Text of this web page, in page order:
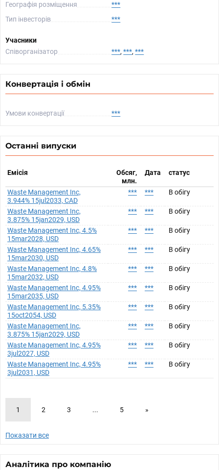
Географія розміщення
***
Тип інвесторів
***
Учасники
Співорганізатор
***, ***, ***
Конвертація і обмін
Умови конвертації ***
Останні випуски
Емісія
Обсяг,
млн.
Дата статус
Waste Management Inc,
3.944% 15jul2033, CAD
*** *** В обігу
Waste Management Inc,
3.875% 15jan2029, USD
*** *** В обігу
Waste Management Inc, 4.5%
15mar2028, USD
*** *** В обігу
Waste Management Inc, 4.65%
15mar2030, USD
*** *** В обігу
Waste Management Inc, 4.8%
15mar2032, USD
*** *** В обігу
Waste Management Inc, 4.95%
15mar2035, USD
*** *** В обігу
Waste Management Inc, 5.35%
15oct2054, USD
*** *** В обігу
Waste Management Inc,
3.875% 15jan2029, USD
*** *** В обігу
Waste Management Inc, 4.95%
3jul2027, USD
*** *** В обігу
Waste Management Inc, 4.95%
3jul2031, USD
*** *** В обігу
1 2 3 ... 5 »
Показати все
Аналітика про компанію